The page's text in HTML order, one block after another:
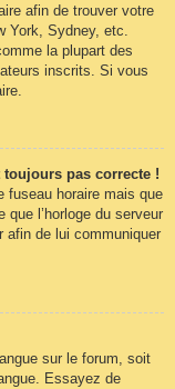
afin de trouver votre
York, Sydney, etc.
la plupart des
inscrits. Si vous
toujours pas correcte !
fuseau horaire mais que
que l’horloge du serveur
afin de lui communiquer
sur le forum, soit
Essayez de